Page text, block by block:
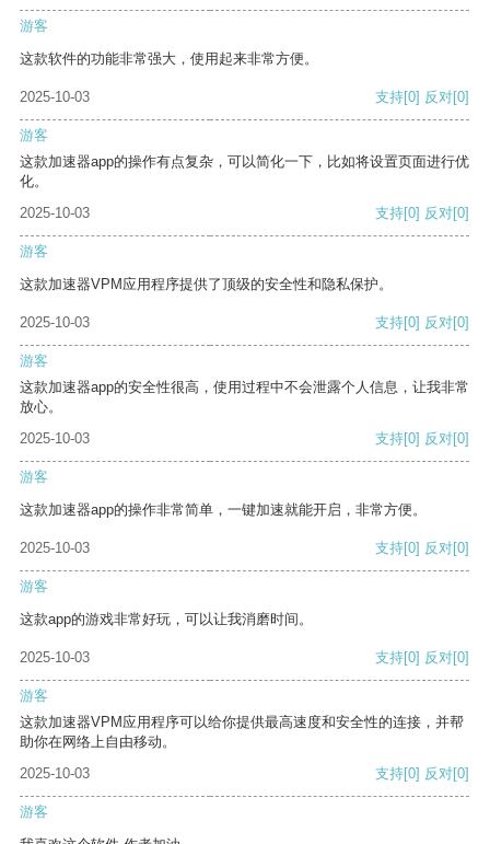
游客
这款软件的功能非常强大，使用起来非常方便。
2025-10-03 支持[0] 反对[0]
游客
这款加速器app的操作有点复杂，可以简化一下，比如将设置页面进行优
化。
2025-10-03
支持[0] 反对[0]
游客
这款加速器VPM应用程序提供了顶级的安全性和隐私保护。
2025-10-03 支持[0] 反对[0]
游客
这款加速器app的安全性很高，使用过程中不会泄露个人信息，让我非常
放心。
2025-10-03
支持[0] 反对[0]
游客
这款加速器app的操作非常简单，一键加速就能开启，非常方便。
2025-10-03 支持[0] 反对[0]
游客
这款app的游戏非常好玩，可以让我消磨时间。
2025-10-03 支持[0] 反对[0]
游客
这款加速器VPM应用程序可以给你提供最高速度和安全性的连接，并帮
助你在网络上自由移动。
2025-10-03
支持[0] 反对[0]
游客